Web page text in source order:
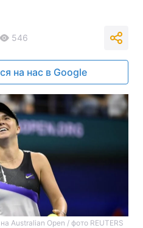
546
на нас в Google
на Australian Open / фото REUTERS